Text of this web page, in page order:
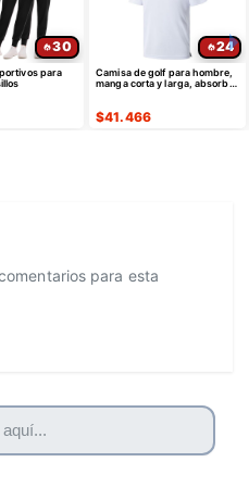
30
para
24
Camisa de golf para hombre,
manga corta y larga, absorbe
$41.466
para esta